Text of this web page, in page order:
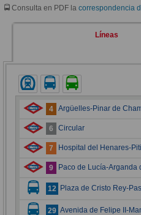
🚍 Consulta en PDF la correspondencia
Líneas
Metro Autobus urbano de Madrid
Autobus interurbano
4 Argüelles-Pinar de
6 Circular
7 Hospital del Henares-
9 Paco de Lucía-Arganda
12 Plaza de Cristo Rey-
29 Avenida de Felipe II-